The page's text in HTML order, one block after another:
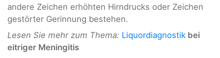
andere Zeichen erhöhten Hirndrucks oder Zeichen
gestörter Gerinnung bestehen.
Lesen Sie mehr zum Thema: Liquordiagnostik bei
eitriger Meningitis